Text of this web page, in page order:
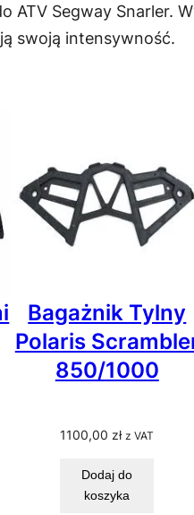
ATV Segway Snarler.
swoją intensywność.
Bagażnik Tylny
Polaris
850/1000
1100,00zł z VAT
Dodaj do
koszyka